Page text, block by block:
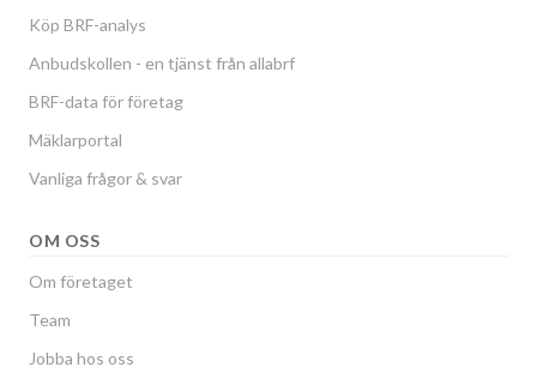
Köp BRF-analys
Anbudskollen - en tjänst från allabrf
BRF-data för företag
Mäklarportal
Vanliga frågor & svar
OM OSS
Om företaget
Team
Jobba hos oss